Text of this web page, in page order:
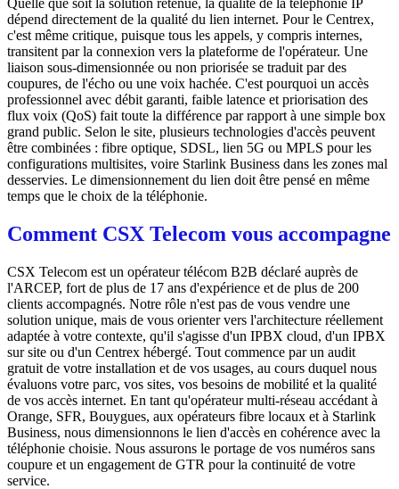
dépend directement de la qualité du lien internet. Pour le Centrex,
c'est même critique, puisque tous les appels, y compris internes,
transitent par la connexion vers la plateforme de l'opérateur. Une
liaison sous-dimensionnée ou non priorisée se traduit par des
coupures, de l'écho ou une voix hachée. C'est pourquoi un accès
professionnel avec débit garanti, faible latence et priorisation des
flux voix (QoS) fait toute la différence par rapport à une simple box
grand public. Selon le site, plusieurs technologies d'accès peuvent
être combinées : fibre optique, SDSL, lien 5G ou MPLS pour les
configurations multisites, voire Starlink Business dans les zones mal
desservies. Le dimensionnement du lien doit être pensé en même
temps que le choix de la téléphonie.
Comment CSX Telecom vous accompagne
CSX Telecom est un opérateur télécom B2B déclaré auprès de
l'ARCEP, fort de plus de 17 ans d'expérience et de plus de 200
clients accompagnés. Notre rôle n'est pas de vous vendre une
solution unique, mais de vous orienter vers l'architecture réellement
adaptée à votre contexte, qu'il s'agisse d'un IPBX cloud, d'un IPBX
sur site ou d'un Centrex hébergé. Tout commence par un audit
gratuit de votre installation et de vos usages, au cours duquel nous
évaluons votre parc, vos sites, vos besoins de mobilité et la qualité
de vos accès internet. En tant qu'opérateur multi-réseau accédant à
Orange, SFR, Bouygues, aux opérateurs fibre locaux et à Starlink
Business, nous dimensionnons le lien d'accès en cohérence avec la
téléphonie choisie. Nous assurons le portage de vos numéros sans
coupure et un engagement de GTR pour la continuité de votre
service.